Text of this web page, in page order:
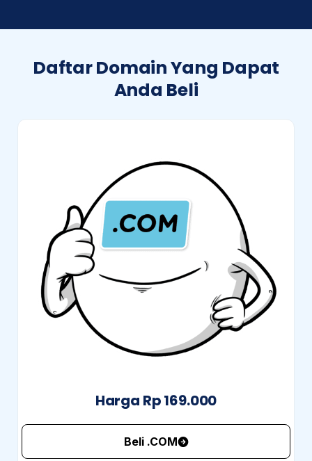
Daftar Domain Yang Dapat
Anda Beli
Harga Rp 169.000
Beli .COM